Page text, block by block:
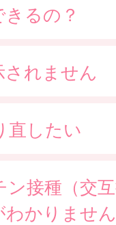
るの？
れません
直したい
接種（交
わかりません